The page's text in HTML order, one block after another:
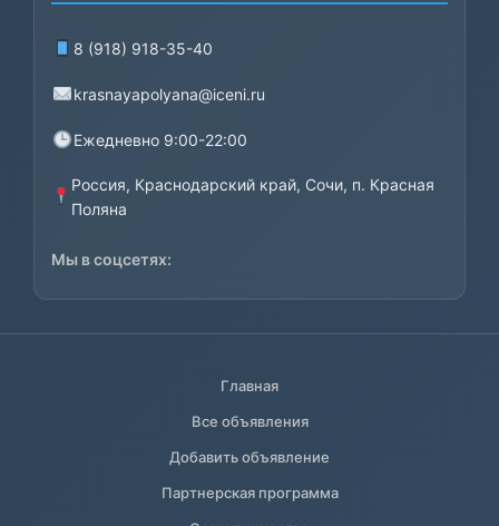
8 (918) 918-35-40
krasnayapolyana@iceni.ru
Ежедневно 9:00-22:00
Россия, Краснодарский край, Сочи, п. Красная
Поляна
Мы в соцсетях:
Главная
Все объявления
Добавить объявление
Партнерская программа